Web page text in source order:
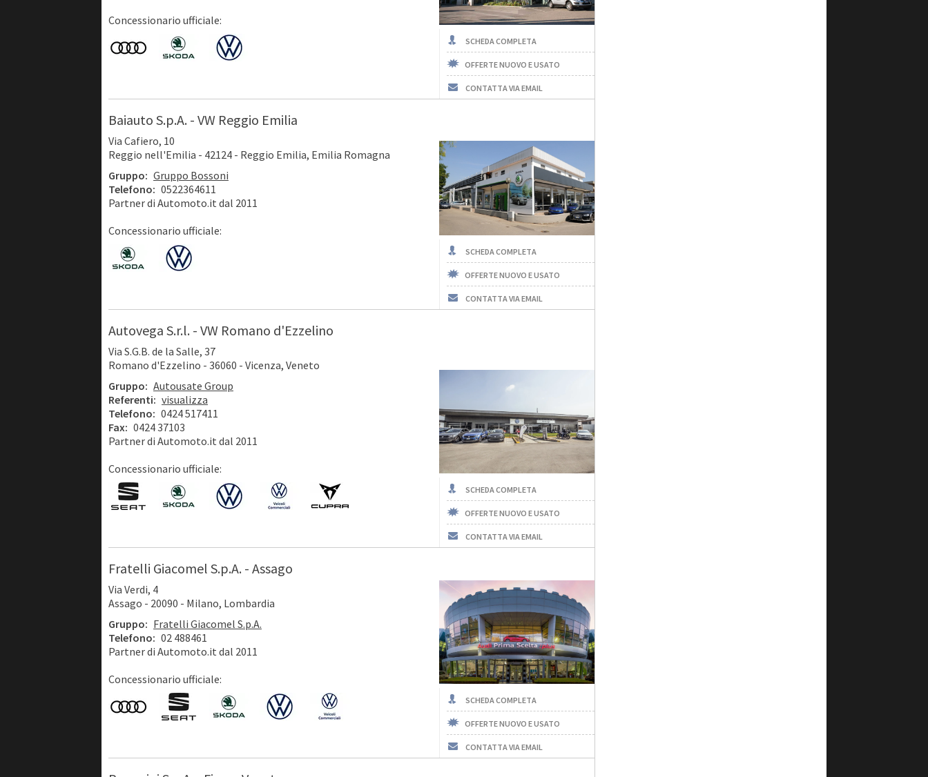
Concessionario ufficiale:
SCHEDA COMPLETA
OFFERTE NUOVO E USATO
CONTATTA VIA EMAIL
Baiauto S.p.A. - VW Reggio Emilia
Via Cafiero, 10
Reggio nell'Emilia - 42124 - Reggio Emilia, Emilia Romagna
Gruppo: Gruppo Bossoni
Telefono: 0522364611
Partner di Automoto.it dal 2011
Concessionario ufficiale:
SCHEDA COMPLETA
OFFERTE NUOVO E USATO
CONTATTA VIA EMAIL
Autovega S.r.l. - VW Romano d'Ezzelino
Via S.G.B. de la Salle, 37
Romano d'Ezzelino - 36060 - Vicenza, Veneto
Gruppo: Autousate Group
Referenti: visualizza
Telefono: 0424 517411
Fax: 0424 37103
Partner di Automoto.it dal 2011
Concessionario ufficiale:
SCHEDA COMPLETA
OFFERTE NUOVO E USATO
CONTATTA VIA EMAIL
Fratelli Giacomel S.p.A. - Assago
Via Verdi, 4
Assago - 20090 - Milano, Lombardia
Gruppo: Fratelli Giacomel S.p.A.
Telefono: 02 488461
Partner di Automoto.it dal 2011
Concessionario ufficiale:
SCHEDA COMPLETA
OFFERTE NUOVO E USATO
CONTATTA VIA EMAIL